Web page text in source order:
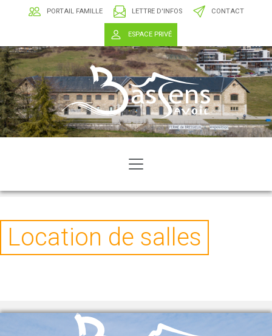
PORTAIL FAMILLE LETTRE D'INFOS CONTACT
ESPACE PRIVÉ
Location de salles